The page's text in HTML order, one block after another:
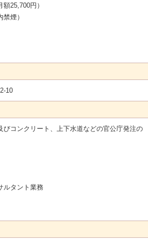
25,700円）
煙）
10
びコンクリート、上下水道などの官公庁発注の
ルタント業務